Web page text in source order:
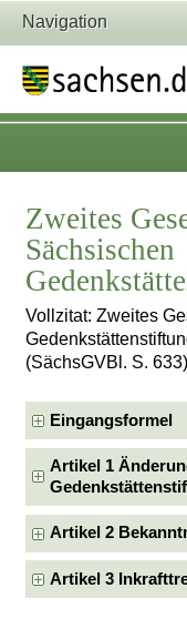
Navigation
Zweites
Sächsischen
Vollzitat: Zweites
(SächsGVBl. S. 633)
Eingangsformel
Artikel 1
Artikel 2
Artikel 3